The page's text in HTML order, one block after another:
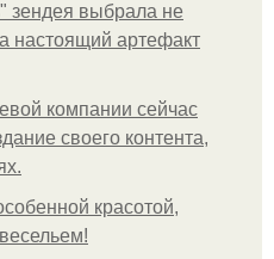
выбрала не
настоящий артефакт
компании сейчас
своего контента,
красотой,